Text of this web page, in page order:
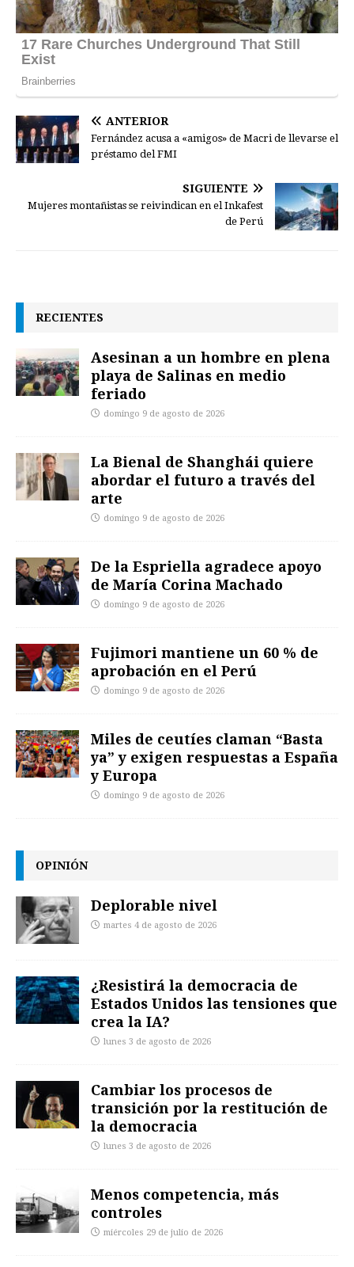
ANTERIOR
Fernández acusa a «amigos» de Macri de llevarse el
préstamo del FMI
SIGUIENTE
Mujeres montañistas se reivindican en el Inkafest
de Perú
RECIENTES
Asesinan a un hombre en plena
playa de Salinas en medio
feriado
domingo 9 de agosto de 2026
La Bienal de Shanghái quiere
abordar el futuro a través del
arte
domingo 9 de agosto de 2026
De la Espriella agradece apoyo
de María Corina Machado
domingo 9 de agosto de 2026
Fujimori mantiene un 60 % de
aprobación en el Perú
domingo 9 de agosto de 2026
Miles de ceutíes claman “Basta
ya” y exigen respuestas a España
y Europa
domingo 9 de agosto de 2026
OPINIÓN
Deplorable nivel
martes 4 de agosto de 2026
¿Resistirá la democracia de
Estados Unidos las tensiones que
crea la IA?
lunes 3 de agosto de 2026
Cambiar los procesos de
transición por la restitución de
la democracia
lunes 3 de agosto de 2026
Menos competencia, más
controles
miércoles 29 de julio de 2026